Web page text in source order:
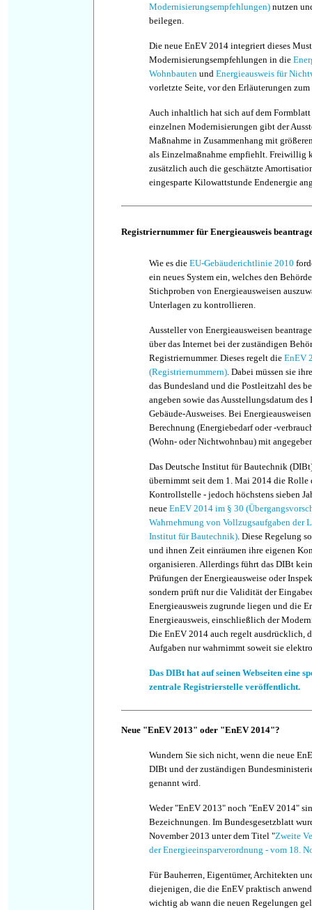
Modernisierungsempfehlungen) nutzen
beilegen.
Die neue EnEV 2014 integriert dieses
Modernisierungsempfehlungen in die
Wohnbauten und Energieausweis für
vorletzte Seite, vor den Erläuterungen zum
Auch inhaltlich hat sich auf dem
einzelnen Modernisierungen gibt der
Maßnahme in Zusammenhang mit
als Einzelmaßnahme empfiehlt. Freiwillig
zusätzlich auch die geschätzte
eingesparte Kilowattstunde Endenergie
Registriernummer für Energieausweis
Wie es die EU-Gebäuderichtlinie 2010
ein neues System ein, welches den
Stichproben von Energieausweisen
Unterlagen zu kontrollieren.
Aussteller von Energieausweisen
über das Internet bei der zuständigen
Registriernummer. Dieses regelt die EnEV
(Registriernummern) . Dabei müssen sie
das Bundesland und die Postleitzahl des
angeben sowie das Ausstellungsdatum des
Gebäude-Ausweises. Bei
Berechnung (Energiebedarf oder -
(Wohn- oder Nichtwohnbau) mit
Das Deutsche Institut für Bautechnik
übernimmt seit dem 1. Mai 2014 die Rolle
Kontrollstelle - jedoch höchstens sieben
neue EnEV 2014 im § 30
Wahrnehmung von Vollzugsaufgaben der
Institut für Bautechnik) . Diese Regelung
und ihnen Zeit einräumen ihre eigenen
organisieren. Allerdings führt das DIBt
Prüfungen der Energieausweise oder
sondern prüft nur die Validität der
Energieausweis zugrunde liegen und die
Energieausweis, einschließlich der
Die EnEV 2014 auch regelt ausdrücklich,
Aufgaben nur wahrnimmt soweit sie
Das DIBt hat auf seinen Webseiten eine
zentrale Registrierstelle veröffentlicht.
Neue "EnEV 2013" oder "EnEV 2014"?
Wundern Sie sich nicht, wenn die neue
DIBt und der zuständigen
genannt wird.
Weder "EnEV 2013" noch "EnEV 2014"
Bezeichnungen. Im Bundesgesetzblatt
November 2013 unter dem Titel "Zweite
der Energieeinsparverordnung - vom 18.
Für Bauherren, Eigentümer, Architekten
diejenigen, die die EnEV praktisch
wichtig ab wann die neuen Regelungen